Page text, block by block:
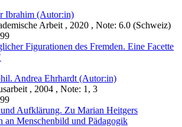
Ibrahim (Autor:in)
Arbeit , 2020 , Note: 6.0 (Schweiz)
Figurationen des Fremden. Eine Facette
Andrea Ehrhardt (Autor:in)
, 2004 , Note: 1, 3
Aufklärung. Zu Marian Heitgers
an Menschenbild und Pädagogik